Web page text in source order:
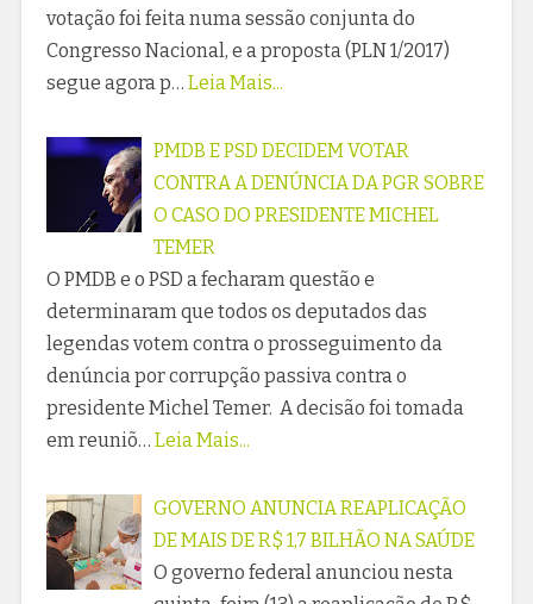
votação foi feita numa sessão conjunta do
Congresso Nacional, e a proposta (PLN 1/2017)
segue agora p… Leia Mais...
PMDB E PSD DECIDEM VOTAR
CONTRA A DENÚNCIA DA PGR SOBRE
O CASO DO PRESIDENTE MICHEL
TEMER
O PMDB e o PSD a fecharam questão e
determinaram que todos os deputados das
legendas votem contra o prosseguimento da
denúncia por corrupção passiva contra o
presidente Michel Temer. A decisão foi tomada
em reuniõ… Leia Mais...
GOVERNO ANUNCIA REAPLICAÇÃO
DE MAIS DE R$ 1,7 BILHÃO NA SAÚDE
O governo federal anunciou nesta